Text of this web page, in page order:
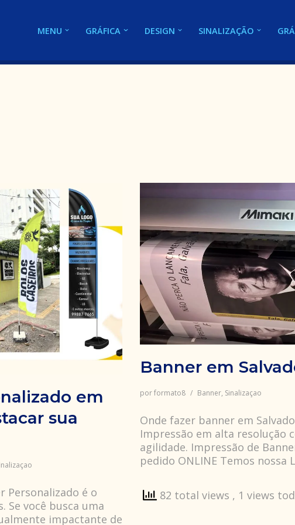
MENU GRÁFICA DESIGN SINALIZAÇÃO
em
sua
Personalizado é o
Se você busca uma
impactante de
Banner em
porformato8 Banner, Sinalizaçao
Onde fazer banner em
Impressão em alta resolução
agilidade. Impressão de
pedido ONLINE Temos nossa
82 total views , 1 views